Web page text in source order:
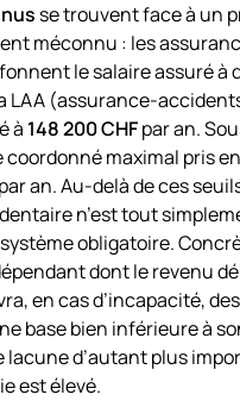
se trouvent face à un
méconnu : les
le salaire assuré à
LAA (assurance-
à 148 200 CHFpar an.
coordonné maximal pris
par an. Au-delà de ces
n’est tout
obligatoire.
dont le revenu
en cas d’incapacité,
base bien inférieure à
lacune d’autant plus
est élevé.